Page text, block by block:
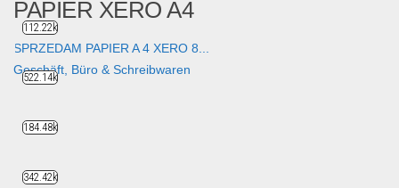
PAPIER XERO A4
SPRZEDAM PAPIER A 4 XERO 8...
Geschäft, Büro & Schreibwaren
112.22k
522.14k
184.48k
342.42k